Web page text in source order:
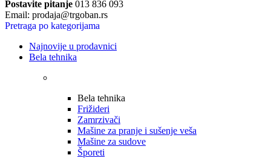
Postavite pitanje 013 836 093
Email: prodaja@trgoban.rs
Pretraga po kategorijama
Najnovije u prodavnici
Bela tehnika
Bela tehnika
Frižideri
Zamrzivači
Mašine za pranje i sušenje veša
Mašine za sudove
Šporeti